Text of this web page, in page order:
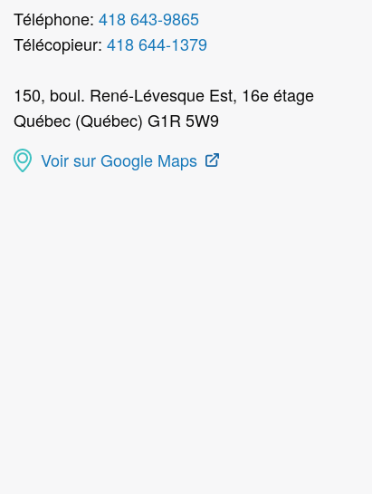
Téléphone: 418 643-9865
Télécopieur: 418 644-1379
150, boul. René-Lévesque Est, 16e étage
Québec (Québec) G1R 5W9
Voir sur Google Maps